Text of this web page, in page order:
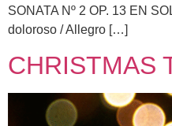
SONATA Nº 2 OP. 13 EN
doloroso / Allegro […]
CHRISTMAS